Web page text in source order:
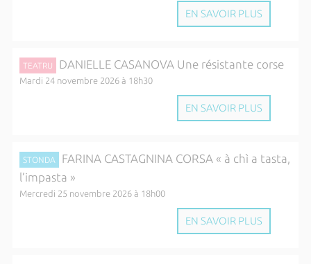
EN SAVOIR PLUS
TEATRU DANIELLE CASANOVA Une résistante corse
Mardi 24 novembre 2026 à 18h30
EN SAVOIR PLUS
STONDA
FARINA CASTAGNINA CORSA « à chì a tasta,
l’impasta »
Mercredi 25 novembre 2026 à 18h00
EN SAVOIR PLUS